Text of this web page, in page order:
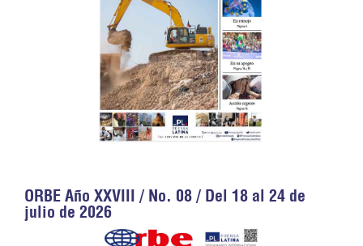
ORBE Año XXVIII / No. 08 / Del 18 al 24 de
julio de 2026